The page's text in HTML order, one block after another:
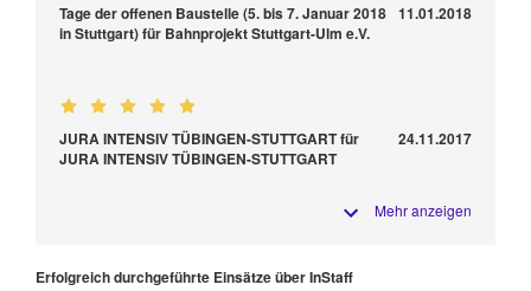
Tage der offenen Baustelle (5. bis 7. Januar 2018
in Stuttgart) für Bahnprojekt Stuttgart-Ulm e.V.
11.01.2018
JURA INTENSIV TÜBINGEN-STUTTGART für
JURA INTENSIV TÜBINGEN-STUTTGART
24.11.2017
Mehr anzeigen
Erfolgreich durchgeführte Einsätze über InStaff